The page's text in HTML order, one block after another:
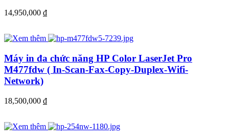
14,950,000 đ
Máy in đa chức năng HP Color LaserJet Pro
M477fdw ( In-Scan-Fax-Copy-Duplex-Wifi-
Network)
18,500,000 đ